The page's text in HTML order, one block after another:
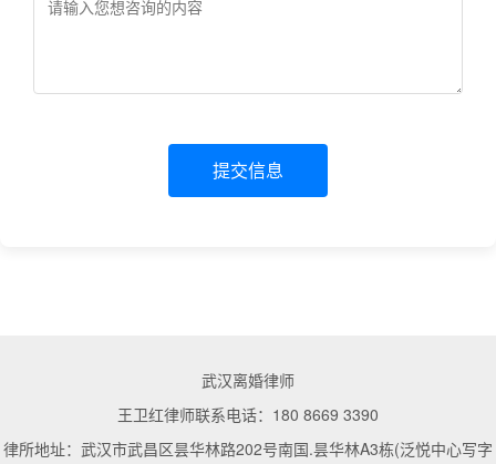
提交信息
武汉离婚律师
王卫红律师联系电话：180 8669 3390
律所地址：武汉市武昌区昙华林路202号南国.昙华林A3栋(泛悦中心写字